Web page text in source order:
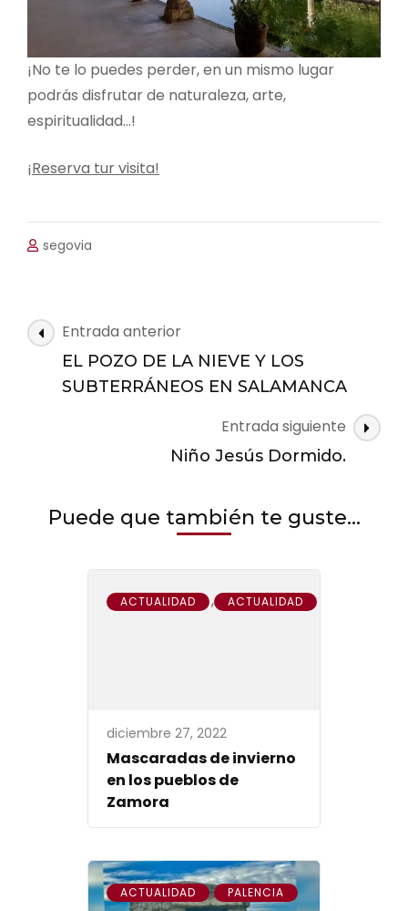
¡No te lo puedes perder, en un mismo lugar
podrás disfrutar de naturaleza, arte,
espiritualidad…!
¡Reserva tur visita!
segovia
Navegación
de
Entrada anterior
EL POZO DE LA NIEVE Y LOS
SUBTERRÁNEOS EN SALAMANCA
Entrada siguiente
Niño Jesús Dormido.
Puede que también te guste...
ACTUALIDAD , ACTUALIDAD
diciembre 27, 2022
Mascaradas de invierno
en los pueblos de
Zamora
ACTUALIDAD , PALENCIA